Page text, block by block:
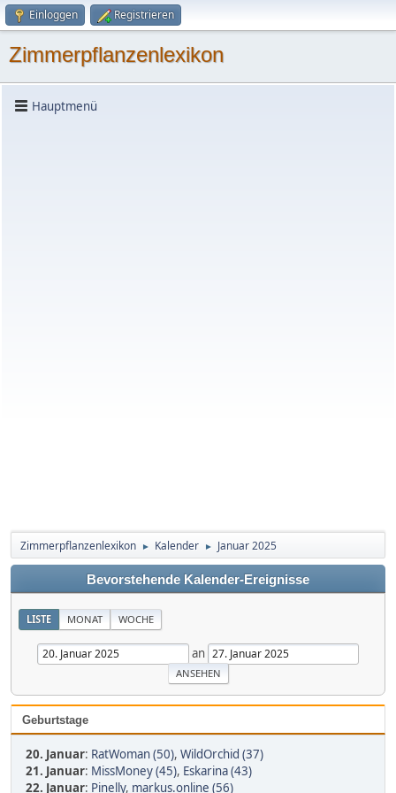
Einloggen Registrieren
Zimmerpflanzenlexikon
Hauptmenü
Zimmerpflanzenlexikon ► Kalender ► Januar 2025
Bevorstehende Kalender-Ereignisse
LISTE MONAT WOCHE
an
Geburtstage
20. Januar: RatWoman (50), WildOrchid (37)
21. Januar: MissMoney (45), Eskarina (43)
22. Januar: Pinelly, markus.online (56)